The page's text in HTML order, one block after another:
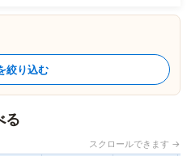
絞り込む
る
スクロールできます →